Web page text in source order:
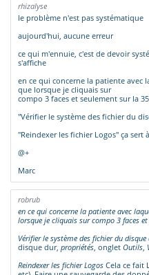
rhizalyse
le problème n'est pas systématique
aujourd'hui, aucune erreur
ce qui m'ennuie, c'est de devoir
s'affiche
en ce qui concerne la patiente avec
que lorsque je cliquais sur
compo 3 faces et seulement sur la 35
"Vérifier le système des fichier du
"Reindexer les fichier Logos" ça sert
@+
Marc
robrub
en ce qui concerne la patiente avec
lorsque je cliquais sur compo 3 faces
Vérifier le système des fichier du disque
disque dur, propriétés, onglet Outils,
Reindexer les fichier Logos Cela ce fait